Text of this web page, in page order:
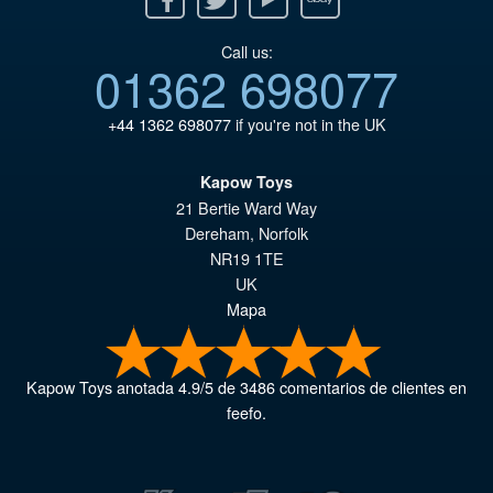
Call us:
01362 698077
+44 1362 698077if you're not in the UK
Kapow Toys
21 Bertie Ward Way
Dereham, Norfolk
NR19 1TE
UK
Mapa
Kapow Toysanotada4.9/5de3486comentarios de clientes en
feefo.